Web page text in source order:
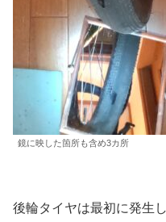
鏡に映した箇所も含め3カ所
後輪タイヤは最初に発生